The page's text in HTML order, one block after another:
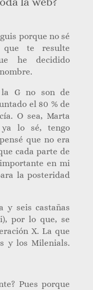
porque no sé
te resulte
he decidido
G no son de
el 80 % de
O sea, Marta
ya lo sé, tengo
que no era
cada parte de
en mi
la posteridad
y seis castañas
por lo que, se
X. La que
y los Milenials.
Pues porque